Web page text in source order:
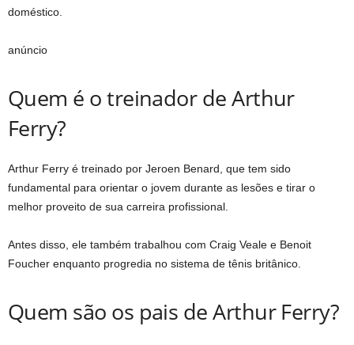
doméstico.
anúncio
Quem é o treinador de Arthur
Ferry?
Arthur Ferry é treinado por Jeroen Benard, que tem sido
fundamental para orientar o jovem durante as lesões e tirar o
melhor proveito de sua carreira profissional.
Antes disso, ele também trabalhou com Craig Veale e Benoit
Foucher enquanto progredia no sistema de tênis britânico.
Quem são os pais de Arthur Ferry?